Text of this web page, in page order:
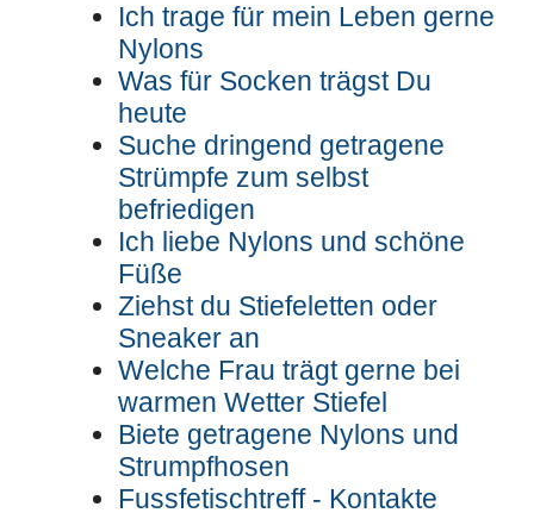
Ich trage für mein Leben gerne
Nylons
Was für Socken trägst Du
heute
Suche dringend getragene
Strümpfe zum selbst
befriedigen
Ich liebe Nylons und schöne
Füße
Ziehst du Stiefeletten oder
Sneaker an
Welche Frau trägt gerne bei
warmen Wetter Stiefel
Biete getragene Nylons und
Strumpfhosen
Fussfetischtreff - Kontakte